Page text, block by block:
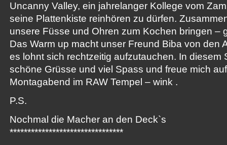
Uncanny Valley, ein jahrelanger Kollege vom
seine Plattenkiste reinhören zu dürfen.
unsere Füsse und Ohren zum Kochen bringen –
Das Warm up macht unser Freund Biba von den
es lohnt sich rechtzeitig aufzutauchen. In diesem
schöne Grüsse und viel Spass und freue mich
Montagabend im RAW Tempel – wink .
P.S.
Nochmal die Macher an den Deck`s
********************************